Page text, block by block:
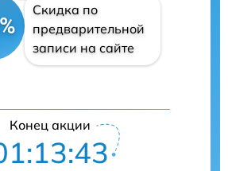
Скидка по
предварительной
записи на сайте
Конец акции